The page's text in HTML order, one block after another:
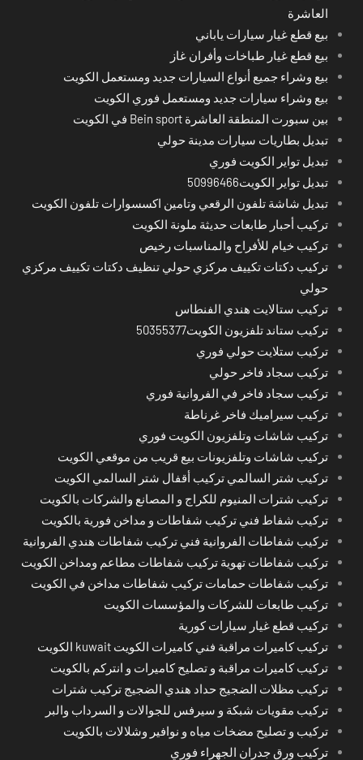
العاشرة
بيع قطع غيار سيارات ياباني
بيع قطع غيار طباخات وأفران غاز
بيع وشراء جميع أنواع السيارات جديد ومستعمل الكويت
بيع وشراء سيارات جديد ومستعمل فوري الكويت
بين سبورت المنطقة العاشرة Bein sport في الكويت
تبديل بطاريات سيارات مدينة حولي
تبديل تواير الكويت فوري
تبديل تواير الكويت50996466
تبديل شاشة تلفون الرقعي وتامين اكسسوارات تلفون الكويت
تركيب أحبار طابعات حديثة ملونة الكويت
تركيب خيام للأفراح والمناسبات رخيص
تركيب دكتات تكييف مركزي حولي تنظيف دكتات تكييف مركزي
حولي
تركيب ستالايت هندي الفنطاس
تركيب ستاند تلفزيون الكويت50355377
تركيب ستلايت حولي فوري
تركيب سجاد فاخر حولي
تركيب سجاد فاخر في الفروانية فوري
تركيب سيراميك فاخر غرناطة
تركيب شاشات وتلفزيون الكويت فوري
تركيب شاشات وتلفزيونات بيع قريب من موقعي الكويت
تركيب شتر السالمي تركيب أقفال شتر السالمي الكويت
تركيب شترات المنيوم للكراج و المصانع والشركات بالكويت
تركيب شفاط فني تركيب شفاطات و مداخن فورية بالكويت
تركيب شفاطات الفروانية فني تركيب شفاطات هندي الفروانية
تركيب شفاطات تهوية تركيب شفاطات مطاعم ومداخن الكويت
تركيب شفاطات حمامات تركيب شفاطات مداخن في الكويت
تركيب طابعات للشركات والمؤسسات الكويت
تركيب قطع غيار سيارات كورية
تركيب كاميرات مراقبة فني كاميرات الكويت kuwait الكويت
تركيب كاميرات مراقبة و تصليح كاميرات و انتركم بالكويت
تركيب مظلات الضجيج حداد هندي الضجيج تركيب شترات
تركيب مقويات شبكة و سيرفس للجوالات و السرداب والبر
تركيب و تصليح مضخات مياه و نوافير وشلالات بالكويت
تركيب ورق جدران الجهراء فوري